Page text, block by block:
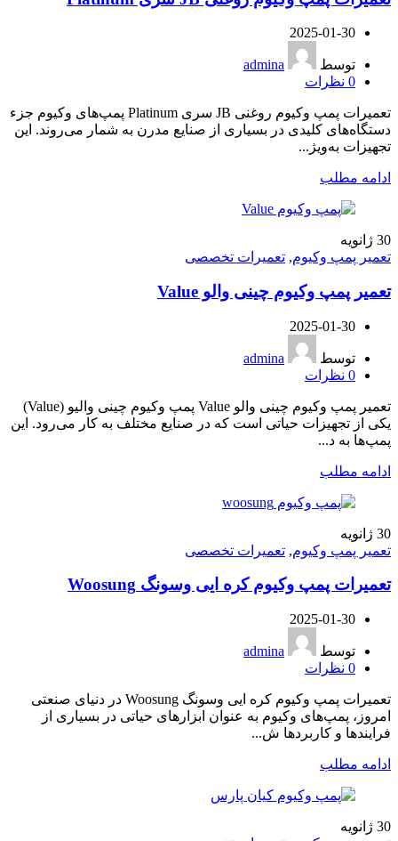
2025-01-30
توسط
admina
0 نظرات
تعمیرات پمپ وکیوم روغنی JB سری Platinum پمپ‌های وکیوم جزء
دستگاه‌های کلیدی در بسیاری از صنایع مدرن به شمار می‌روند. این
تجهیزات به‌ویژ...
ادامه مطلب
30 ژانویه
تعمیر پمپ وکیوم, تعمیرات تخصصی
تعمیر پمپ وکیوم چینی والو Value
2025-01-30
توسط
admina
0 نظرات
تعمیر پمپ وکیوم چینی والو Value پمپ وکیوم چینی والیو (Value)
یکی از تجهیزات حیاتی است که در صنایع مختلف به کار می‌رود. این
پمپ‌ها به د...
ادامه مطلب
30 ژانویه
تعمیر پمپ وکیوم, تعمیرات تخصصی
تعمیرات پمپ وکیوم کره ایی وسونگ Woosung
2025-01-30
توسط
admina
0 نظرات
تعمیرات پمپ وکیوم کره ایی وسونگ Woosung در دنیای صنعتی
امروز، پمپ‌های وکیوم به عنوان ابزارهای حیاتی در بسیاری از
فرایندها و کاربردها ش...
ادامه مطلب
30 ژانویه